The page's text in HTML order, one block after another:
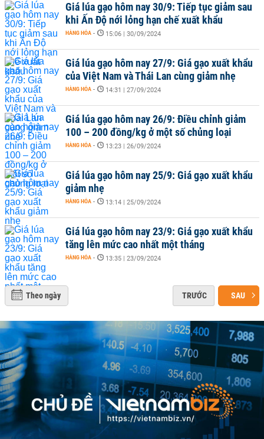
Giá lúa gạo hôm nay 30/9: Tiếp tục giảm sau
khi Ấn Độ nới lỏng hạn chế xuất khẩu
HÀNG HÓA - 15:06 | 30/09/2024
Giá lúa gạo hôm nay 27/9: Giá gạo xuất khẩu
của Việt Nam và Thái Lan cùng giảm nhẹ
HÀNG HÓA - 14:31 | 27/09/2024
Giá lúa gạo hôm nay 26/9: Điều chỉnh giảm
100 – 200 đồng/kg ở một số chủng loại
HÀNG HÓA - 13:23 | 26/09/2024
Giá lúa gạo hôm nay 25/9: Giá gạo xuất khẩu
giảm nhẹ
HÀNG HÓA - 13:14 | 25/09/2024
Giá lúa gạo hôm nay 23/9: Giá gạo xuất khẩu
tăng lên mức cao nhất một tháng
HÀNG HÓA - 13:35 | 23/09/2024
Theo ngày TRƯỚC SAU